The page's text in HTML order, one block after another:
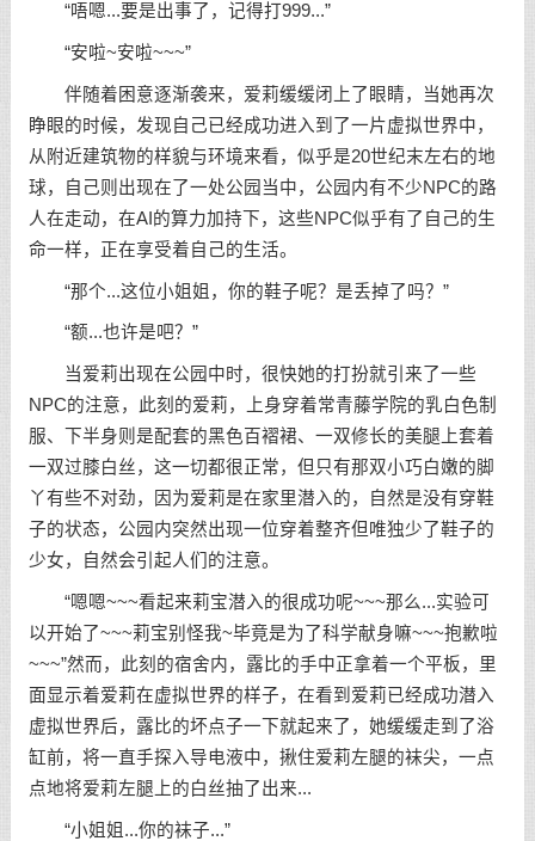
“唔嗯...要是出事了，记得打999...”
“安啦~安啦~~~”
伴随着困意逐渐袭来，爱莉缓缓闭上了眼睛，当她再次
睁眼的时候，发现自己已经成功进入到了一片虚拟世界中，
从附近建筑物的样貌与环境来看，似乎是20世纪末左右的地
球，自己则出现在了一处公园当中，公园内有不少NPC的路
人在走动，在AI的算力加持下，这些NPC似乎有了自己的生
命一样，正在享受着自己的生活。
“那个...这位小姐姐，你的鞋子呢？是丢掉了吗？”
“额...也许是吧？”
当爱莉出现在公园中时，很快她的打扮就引来了一些
NPC的注意，此刻的爱莉，上身穿着常青藤学院的乳白色制
服、下半身则是配套的黑色百褶裙、一双修长的美腿上套着
一双过膝白丝，这一切都很正常，但只有那双小巧白嫩的脚
丫有些不对劲，因为爱莉是在家里潜入的，自然是没有穿鞋
子的状态，公园内突然出现一位穿着整齐但唯独少了鞋子的
少女，自然会引起人们的注意。
“嗯嗯~~~看起来莉宝潜入的很成功呢~~~那么...实验可
以开始了~~~莉宝别怪我~毕竟是为了科学献身嘛~~~抱歉啦
~~~”然而，此刻的宿舍内，露比的手中正拿着一个平板，里
面显示着爱莉在虚拟世界的样子，在看到爱莉已经成功潜入
虚拟世界后，露比的坏点子一下就起来了，她缓缓走到了浴
缸前，将一直手探入导电液中，揪住爱莉左腿的袜尖，一点
点地将爱莉左腿上的白丝抽了出来...
“小姐姐...你的袜子...”